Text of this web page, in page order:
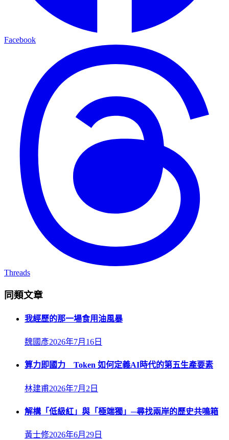
Facebook
Threads
同類文章
我經歷的那一場食用油風暴
魏國彥2026年7月16日
算力即國力 Token 如何定義AI時代的第五生產要素
林建甫2026年7月2日
解構「低級紅」與「極端獨」─尋找兩岸的歷史共鳴箱
黃士修2026年6月29日